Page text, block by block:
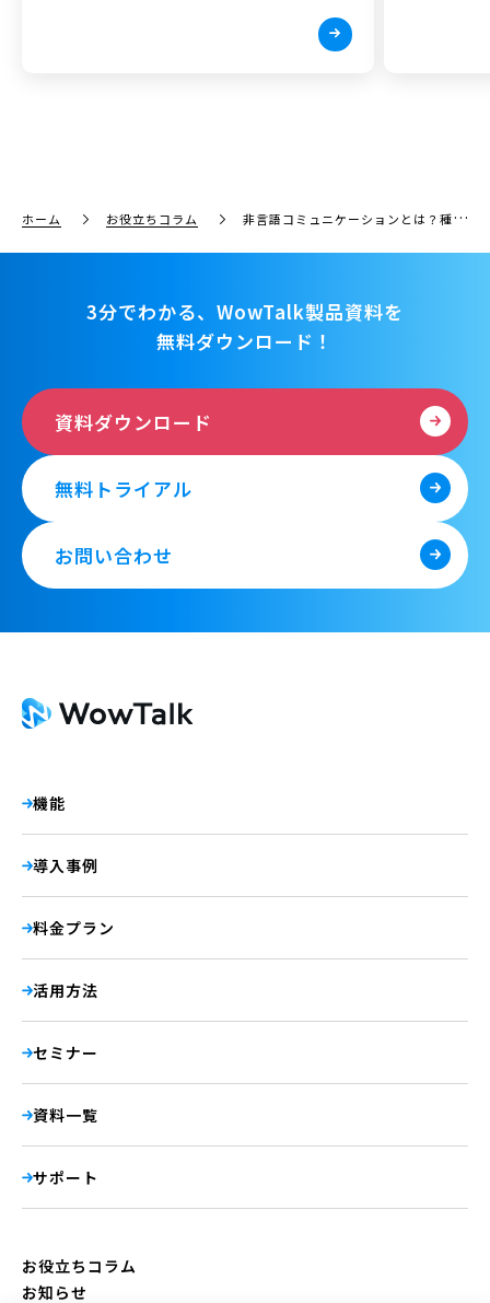
ホーム お役立ちコラム 非言語コミュニケーションとは？種類と役割を解説！ビジネスの活用法も紹介
3分でわかる、WowTalk製品資料を
無料ダウンロード！
資料ダウンロード
無料トライアル
お問い合わせ
機能
導入事例
料金プラン
活用方法
セミナー
資料一覧
サポート
お役立ちコラム
お知らせ